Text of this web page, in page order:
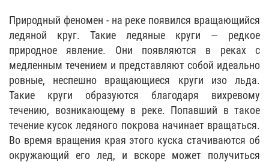
Природный феномен - на реке появился вращающийся
ледяной круг. Такие ледяные круги — редкое
природное явление. Они появляются в реках с
медленным течением и представляют собой идеально
ровные, неспешно вращающиеся круги изо льда.
Такие круги образуются благодаря вихревому
течению, возникающему в реке. Попавший в такое
течение кусок ледяного покрова начинает вращаться.
Во время вращения края этого куска стачиваются об
окружающий его лед, и вскоре может получиться